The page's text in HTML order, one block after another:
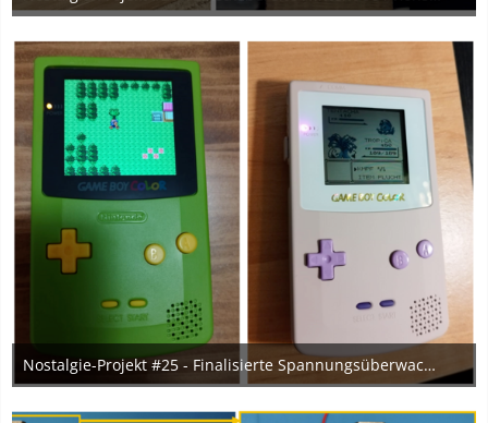
30. November 2023
5
Nostalgie-Projekt #25 - Finalisierte Spannungsüberwachung mit Farbkonzept
30. November 2023
1